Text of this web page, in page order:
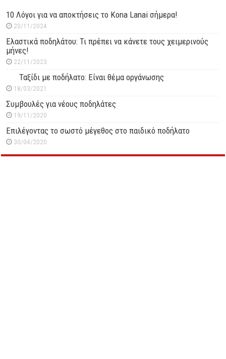
10 Λόγοι για να αποκτήσεις το Kona Lanai σήμερα!
20/11/2024
Ελαστικά ποδηλάτου: Τι πρέπει να κάνετε τους χειμερινούς
μήνες!
22/11/2023
Ταξίδι με ποδήλατο: Είναι θέμα οργάνωσης
18/03/2021
Συμβουλές για νέους ποδηλάτες
19/11/2020
Επιλέγοντας το σωστό μέγεθος στο παιδικό ποδήλατο
30/04/2020